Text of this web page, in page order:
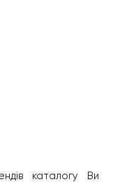
каталогу Ви